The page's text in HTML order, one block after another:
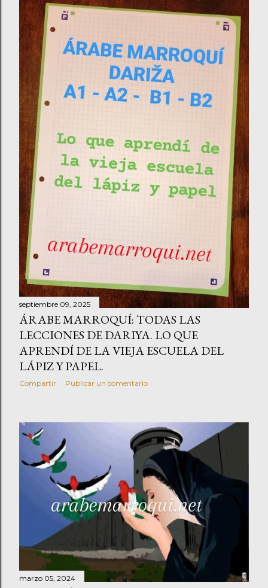
visita a las míticas Cuevas de Hércules y a su famoso Café
Hafa. Otra de las opciones que ofrece esta ciudad es la
escasa distancia que existe entre ella y Asilah. Esto invita
a ampliar la visita para poder pasar también un día
completo disfrutando de Asilah, sus calles, su zoco y su
magnífica gastronomía a pie de playa. Se...
septiembre 09, 2025
ÁRABE MARROQUÍ: TODAS LAS
LECCIONES DE DARIYA. LO QUE
APRENDÍ DE LA VIEJA ESCUELA DEL
LÁPIZ Y PAPEL.
Compartir Publicar un comentario
marzo 05, 2024